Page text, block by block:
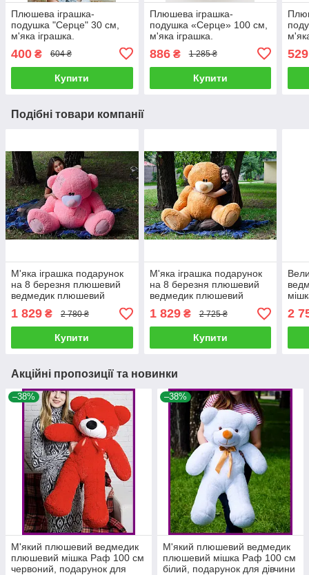
Плюшева іграшка-
подушка "Серце" 30 см,
м'яка іграшка.
400 ₴ 604 ₴
Купити
Плюшева іграшка-
подушка «Серце» 100 см,
м'яка іграшка.
886₴ 1 285 ₴
Купити
529
Подібні товари компанії
М'яка іграшка подарунок
на 8 березня плюшевий
ведмедик плюшевий
мішка Потап 180 см
Рожевий
1 829 ₴ 2 780 ₴
Купити
М'яка іграшка подарунок
на 8 березня плюшевий
ведмедик плюшевий
мішка Потап 180 см
Карамельний
1 829₴ 2 725 ₴
Купити
2
Акційні пропозиції та новинки
–38%
М'який плюшевий ведмедик
плюшевий мішка Раф 100 см
червоний, подарунок для
–38%
М'який плюшевий ведмедик
плюшевий мішка Раф 100 см
білий, подарунок для дівчини